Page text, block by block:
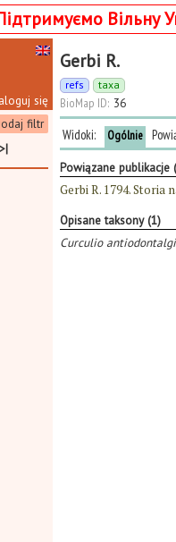
Вільну
się
filtr
Gerbi R.
refs taxa
BioMap ID: 36
Widoki: Ogólnie
Powiązane publikacje
Gerbi R. 1794. Storia
Opisane taksony (1)
Curculio